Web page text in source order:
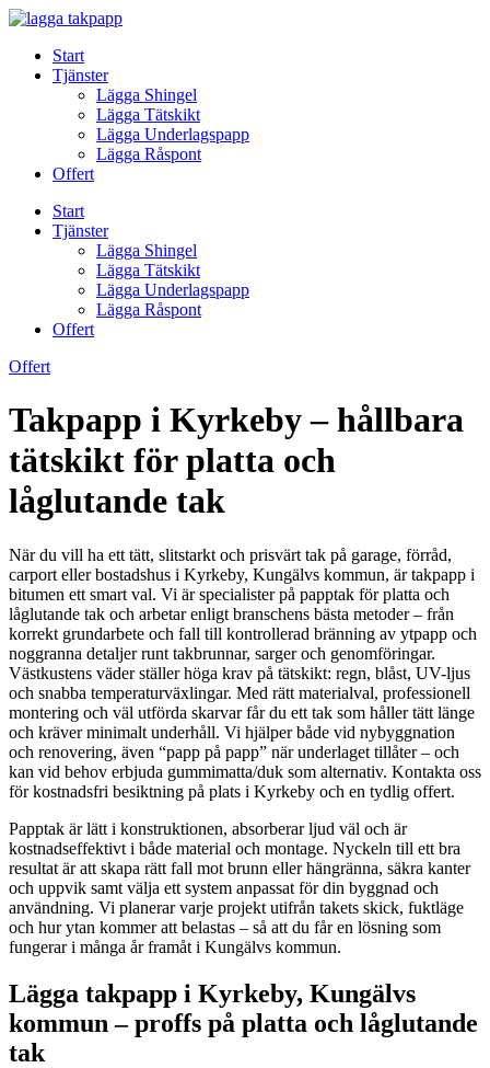
Skip
contentStart
Tjänster
Lägga Shingel
Lägga Tätskikt
Lägga Underlagspapp
Lägga Råspont
Offert
Start
Tjänster
Lägga Shingel
Lägga Tätskikt
Lägga Underlagspapp
Lägga Råspont
Offert
Offert
Takpapp i Kyrkeby – hållbara
tätskikt för platta och
låglutande tak
När du vill ha ett tätt, slitstarkt och prisvärt tak på garage, förråd,
carport eller bostadshus i Kyrkeby, Kungälvs kommun, är takpapp i
bitumen ett smart val. Vi är specialister på papptak för platta och
låglutande tak och arbetar enligt branschens bästa metoder – från
korrekt grundarbete och fall till kontrollerad bränning av ytpapp och
noggranna detaljer runt takbrunnar, sarger och genomföringar.
Västkustens väder ställer höga krav på tätskikt: regn, blåst, UV-ljus
och snabba temperaturväxlingar. Med rätt materialval, professionell
montering och väl utförda skarvar får du ett tak som håller tätt länge
och kräver minimalt underhåll. Vi hjälper både vid nybyggnation
och renovering, även “papp på papp” när underlaget tillåter – och
kan vid behov erbjuda gummimatta/duk som alternativ. Kontakta oss
för kostnadsfri besiktning på plats i Kyrkeby och en tydlig offert.
Papptak är lätt i konstruktionen, absorberar ljud väl och är
kostnadseffektivt i både material och montage. Nyckeln till ett bra
resultat är att skapa rätt fall mot brunn eller hängränna, säkra kanter
och uppvik samt välja ett system anpassat för din byggnad och
användning. Vi planerar varje projekt utifrån takets skick, fuktläge
och hur ytan kommer att belastas – så att du får en lösning som
fungerar i många år framåt i Kungälvs kommun.
Lägga takpapp i Kyrkeby, Kungälvs
kommun – proffs på platta och låglutande
tak